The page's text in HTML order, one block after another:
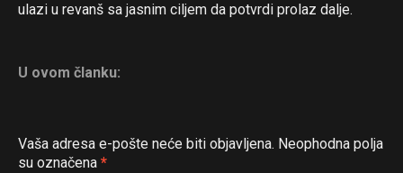
ulazi u revanš sa jasnim ciljem da potvrdi prolaz dalje.
U ovom članku:
Vaša adresa e-pošte neće biti objavljena. Neophodna polja
su označena *